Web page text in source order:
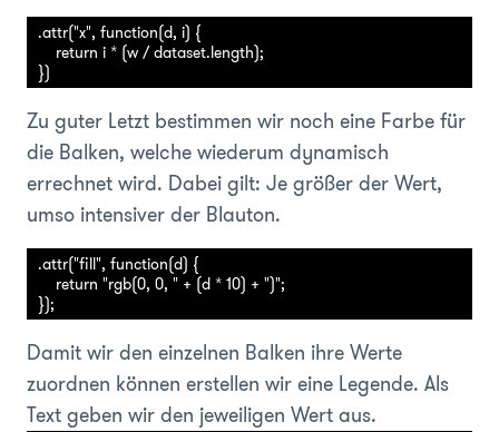
.attr("x", function(d, i) {
    return i * (w / dataset.length);
Zu guter Letzt bestimmen wir noch eine Farbe für
die Balken, welche wiederum dynamisch
errechnet wird. Dabei gilt: Je größer der Wert,
umso intensiver der Blauton.
.attr("fill", function(d) {
    return "rgb(0, 0, " + (d * 10) + ")";
Damit wir den einzelnen Balken ihre Werte
zuordnen können erstellen wir eine Legende. Als
Text geben wir den jeweiligen Wert aus.